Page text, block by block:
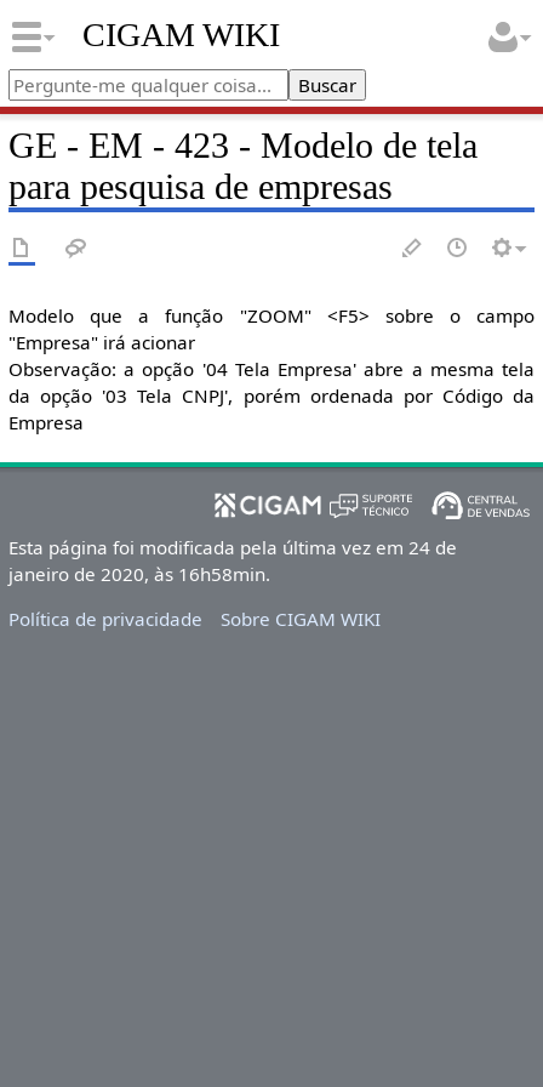
CIGAM WIKI
GE - EM - 423 - Modelo de tela
para pesquisa de empresas
Modelo que a função "ZOOM" <F5> sobre o campo
"Empresa" irá acionar
Observação: a opção '04 Tela Empresa' abre a mesma tela
da opção '03 Tela CNPJ', porém ordenada por Código da
Empresa
Esta página foi modificada pela última vez em 24 de
janeiro de 2020, às 16h58min.
Política de privacidade
Sobre CIGAM WIKI